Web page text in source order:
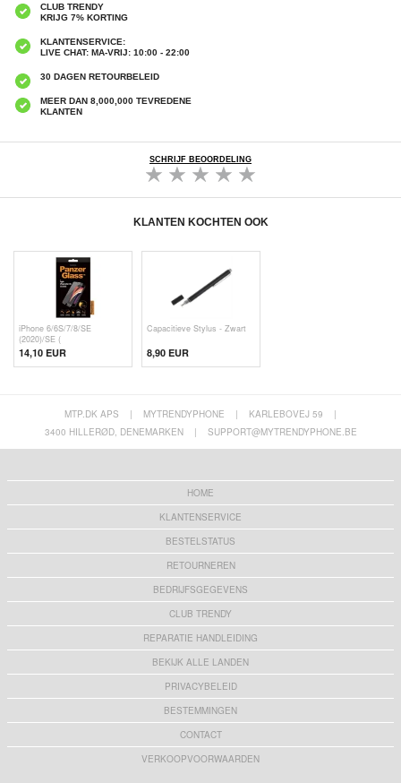
CLUB TRENDY
KRIJG 7% KORTING
KLANTENSERVICE:
LIVE CHAT: MA-VRIJ: 10:00 - 22:00
30 DAGEN RETOURBELEID
MEER DAN 8,000,000 TEVREDENE
KLANTEN
SCHRIJF BEOORDELING
KLANTEN KOCHTEN OOK
iPhone 6/6S/7/8/SE
(2020)/SE (
14,10 EUR
Capacitieve Stylus - Zwart
8,90 EUR
MTP.DK APS | MYTRENDYPHONE | KARLEBOVEJ 59
|
3400 HILLERØD, DENEMARKEN
| SUPPORT@MYTRENDYPHONE.BE
HOME
KLANTENSERVICE
BESTELSTATUS
RETOURNEREN
BEDRIJFSGEGEVENS
CLUB TRENDY
REPARATIE HANDLEIDING
BEKIJK ALLE LANDEN
PRIVACYBELEID
BESTEMMINGEN
CONTACT
VERKOOPVOORWAARDEN